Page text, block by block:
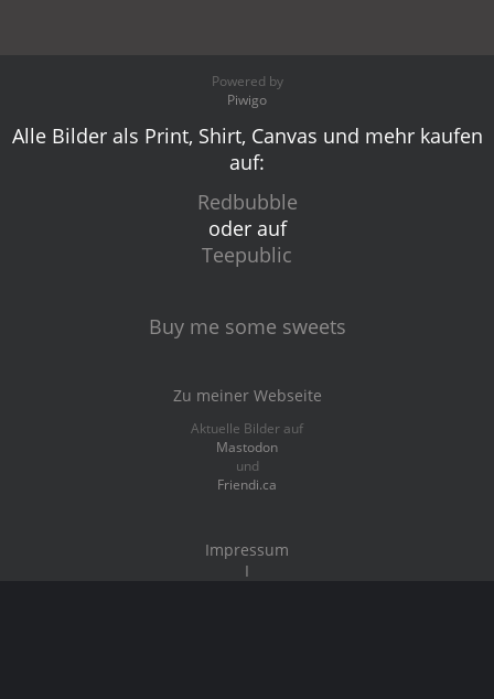
Powered by
Piwigo
Alle Bilder als Print, Shirt, Canvas und mehr kaufen
auf:
Redbubble
oder auf
Teepublic
Buy me some sweets
Zu meiner Webseite
Aktuelle Bilder auf
Mastodon
und
Friendi.ca
Impressum
I